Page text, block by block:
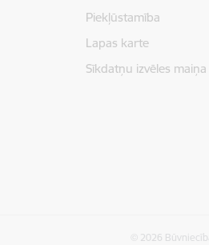
Piekļūstamība
Lapas karte
Sīkdatņu izvēles maiņa
© 2026